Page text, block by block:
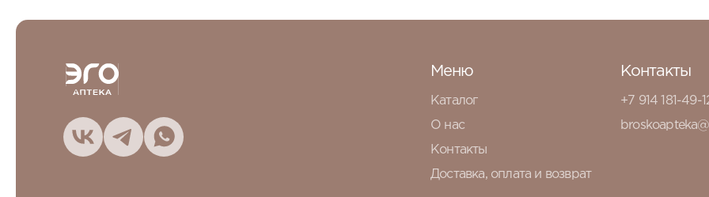
Меню
Каталог
О нас
Контакты
Доставка, оплата и возврат
Контакты
+7 914 181-49-